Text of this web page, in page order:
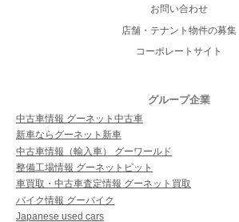
お問い合わせ
店舗・テナント物件の募集
コーポレートサイト
グループ企業
中古車情報 グーネット中古車
新車ならグーネット新車
中古車情報（輸入車） グーワールド
整備工場情報 グーネットピット
車買取・中古車査定情報 グーネット買取
バイク情報 グーバイク
Japanese used cars